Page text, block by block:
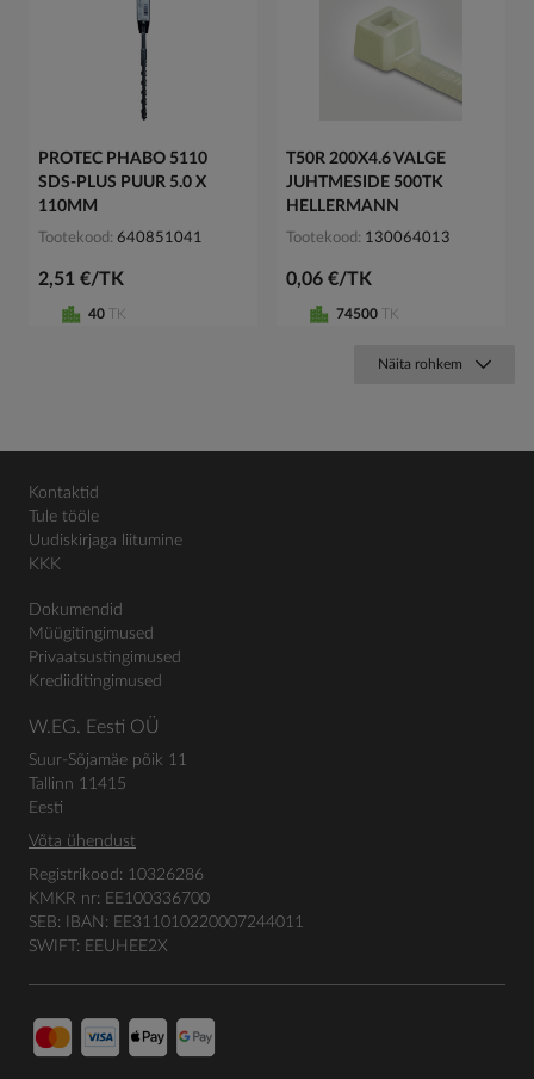
PROTEC PHABO 5110
SDS-PLUS PUUR 5.0 X
110MM
Tootekood 640851041
2,51 €/TK
40 TK
T50R 200X4.6 VALGE
JUHTMESIDE 500TK
HELLERMANN
Tootekood 130064013
0,06 €/TK
74500 TK
Näita rohkem
Kontaktid
Tule tööle
Uudiskirjaga liitumine
KKK
Dokumendid
Müügitingimused
Privaatsustingimused
Krediiditingimused
W.EG. Eesti OÜ
Suur-Sõjamäe põik 11
Tallinn 11415
Eesti
Võta ühendust
Registrikood: 10326286
KMKR nr: EE100336700
SEB: IBAN: EE311010220007244011
SWIFT: EEUHEE2X